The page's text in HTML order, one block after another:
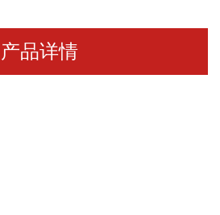
产品详情